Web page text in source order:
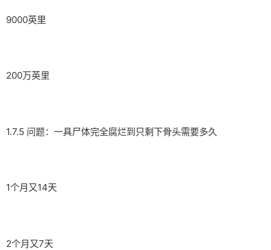
9000英里
200万英里
1.7.5 问题：一具尸体完全腐烂到只剩下骨头需要多久
1个月又14天
2个月又7天